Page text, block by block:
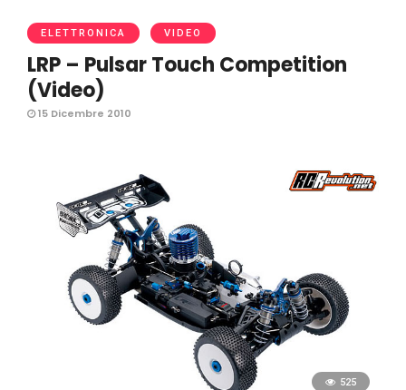
ELETTRONICA VIDEO
LRP – Pulsar Touch Competition
(Video)
15 Dicembre 2010
525